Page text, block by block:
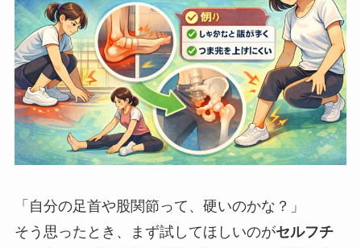
「自分の足首や股関節って、硬いのかな？」
そう思ったとき、まず試してほしいのがセルフチ